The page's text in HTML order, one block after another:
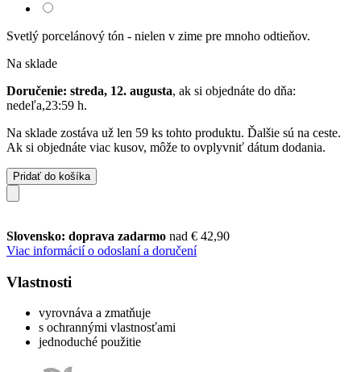
Svetlý porcelánový tón - nielen v zime pre mnoho odtieňov.
Na sklade
Doručenie: streda, 12. augusta, ak si objednáte do dňa:
nedeľa,23:59 h.
Na sklade zostáva už len 59 ks tohto produktu. Ďalšie sú na ceste.
Ak si objednáte viac kusov, môže to ovplyvniť dátum dodania.
Pridať do košíka
Slovensko: doprava zadarmo nad € 42,90
Viac informácií o odoslaní a doručení
Vlastnosti
vyrovnáva a zmatňuje
s ochrannými vlastnosťami
jednoduché použitie